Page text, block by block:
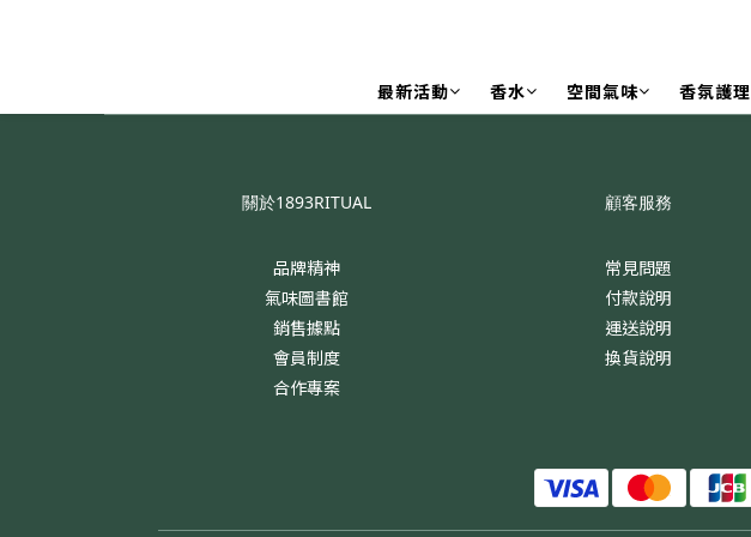
最新活動 香水 空間氣味 香氛護理
關於1893RITUAL
品牌精神
氣味圖書館
銷售據點
會員制度
合作專案
顧客服務
常見問題
付款說明
運送說明
換貨說明